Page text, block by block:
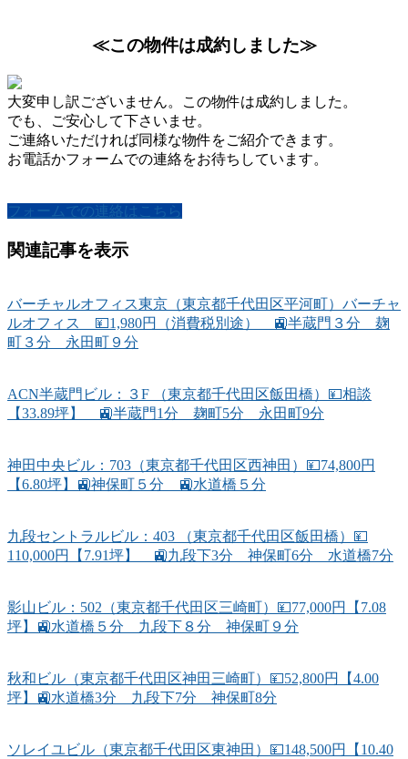
≪この物件は成約しました≫
大変申し訳ございません。この物件は成約しました。
でも、ご安心して下さいませ。
ご連絡いただければ同様な物件をご紹介できます。
お電話かフォームでの連絡をお待ちしています。
フォームでの連絡はこちら
関連記事を表示
バーチャルオフィス東京（東京都千代田区平河町）バーチャ
ルオフィス 💴1,980円（消費税別途） 🚉半蔵門３分 麹
町３分 永田町９分
ACN半蔵門ビル：３F （東京都千代田区飯田橋）💴相談
【33.89坪】 🚉半蔵門1分 麹町5分 永田町9分
神田中央ビル：703（東京都千代田区西神田）💴74,800円
【6.80坪】🚉神保町５分 🚉水道橋５分
九段セントラルビル：403 （東京都千代田区飯田橋）💴
110,000円【7.91坪】 🚉九段下3分 神保町6分 水道橋7分
影山ビル：502（東京都千代田区三崎町）💴77,000円【7.08
坪】🚉水道橋５分 九段下８分 神保町９分
秋和ビル（東京都千代田区神田三崎町）💴52,800円【4.00
坪】🚉水道橋3分 九段下7分 神保町8分
ソレイユビル（東京都千代田区東神田）💴148,500円【10.40